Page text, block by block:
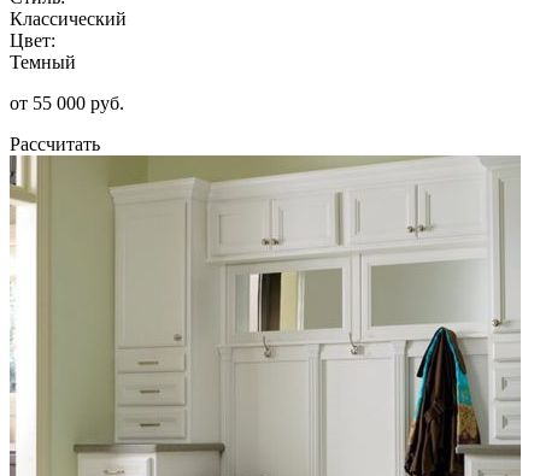
Классический
Цвет:
Темный
от 55 000 руб.
Рассчитать